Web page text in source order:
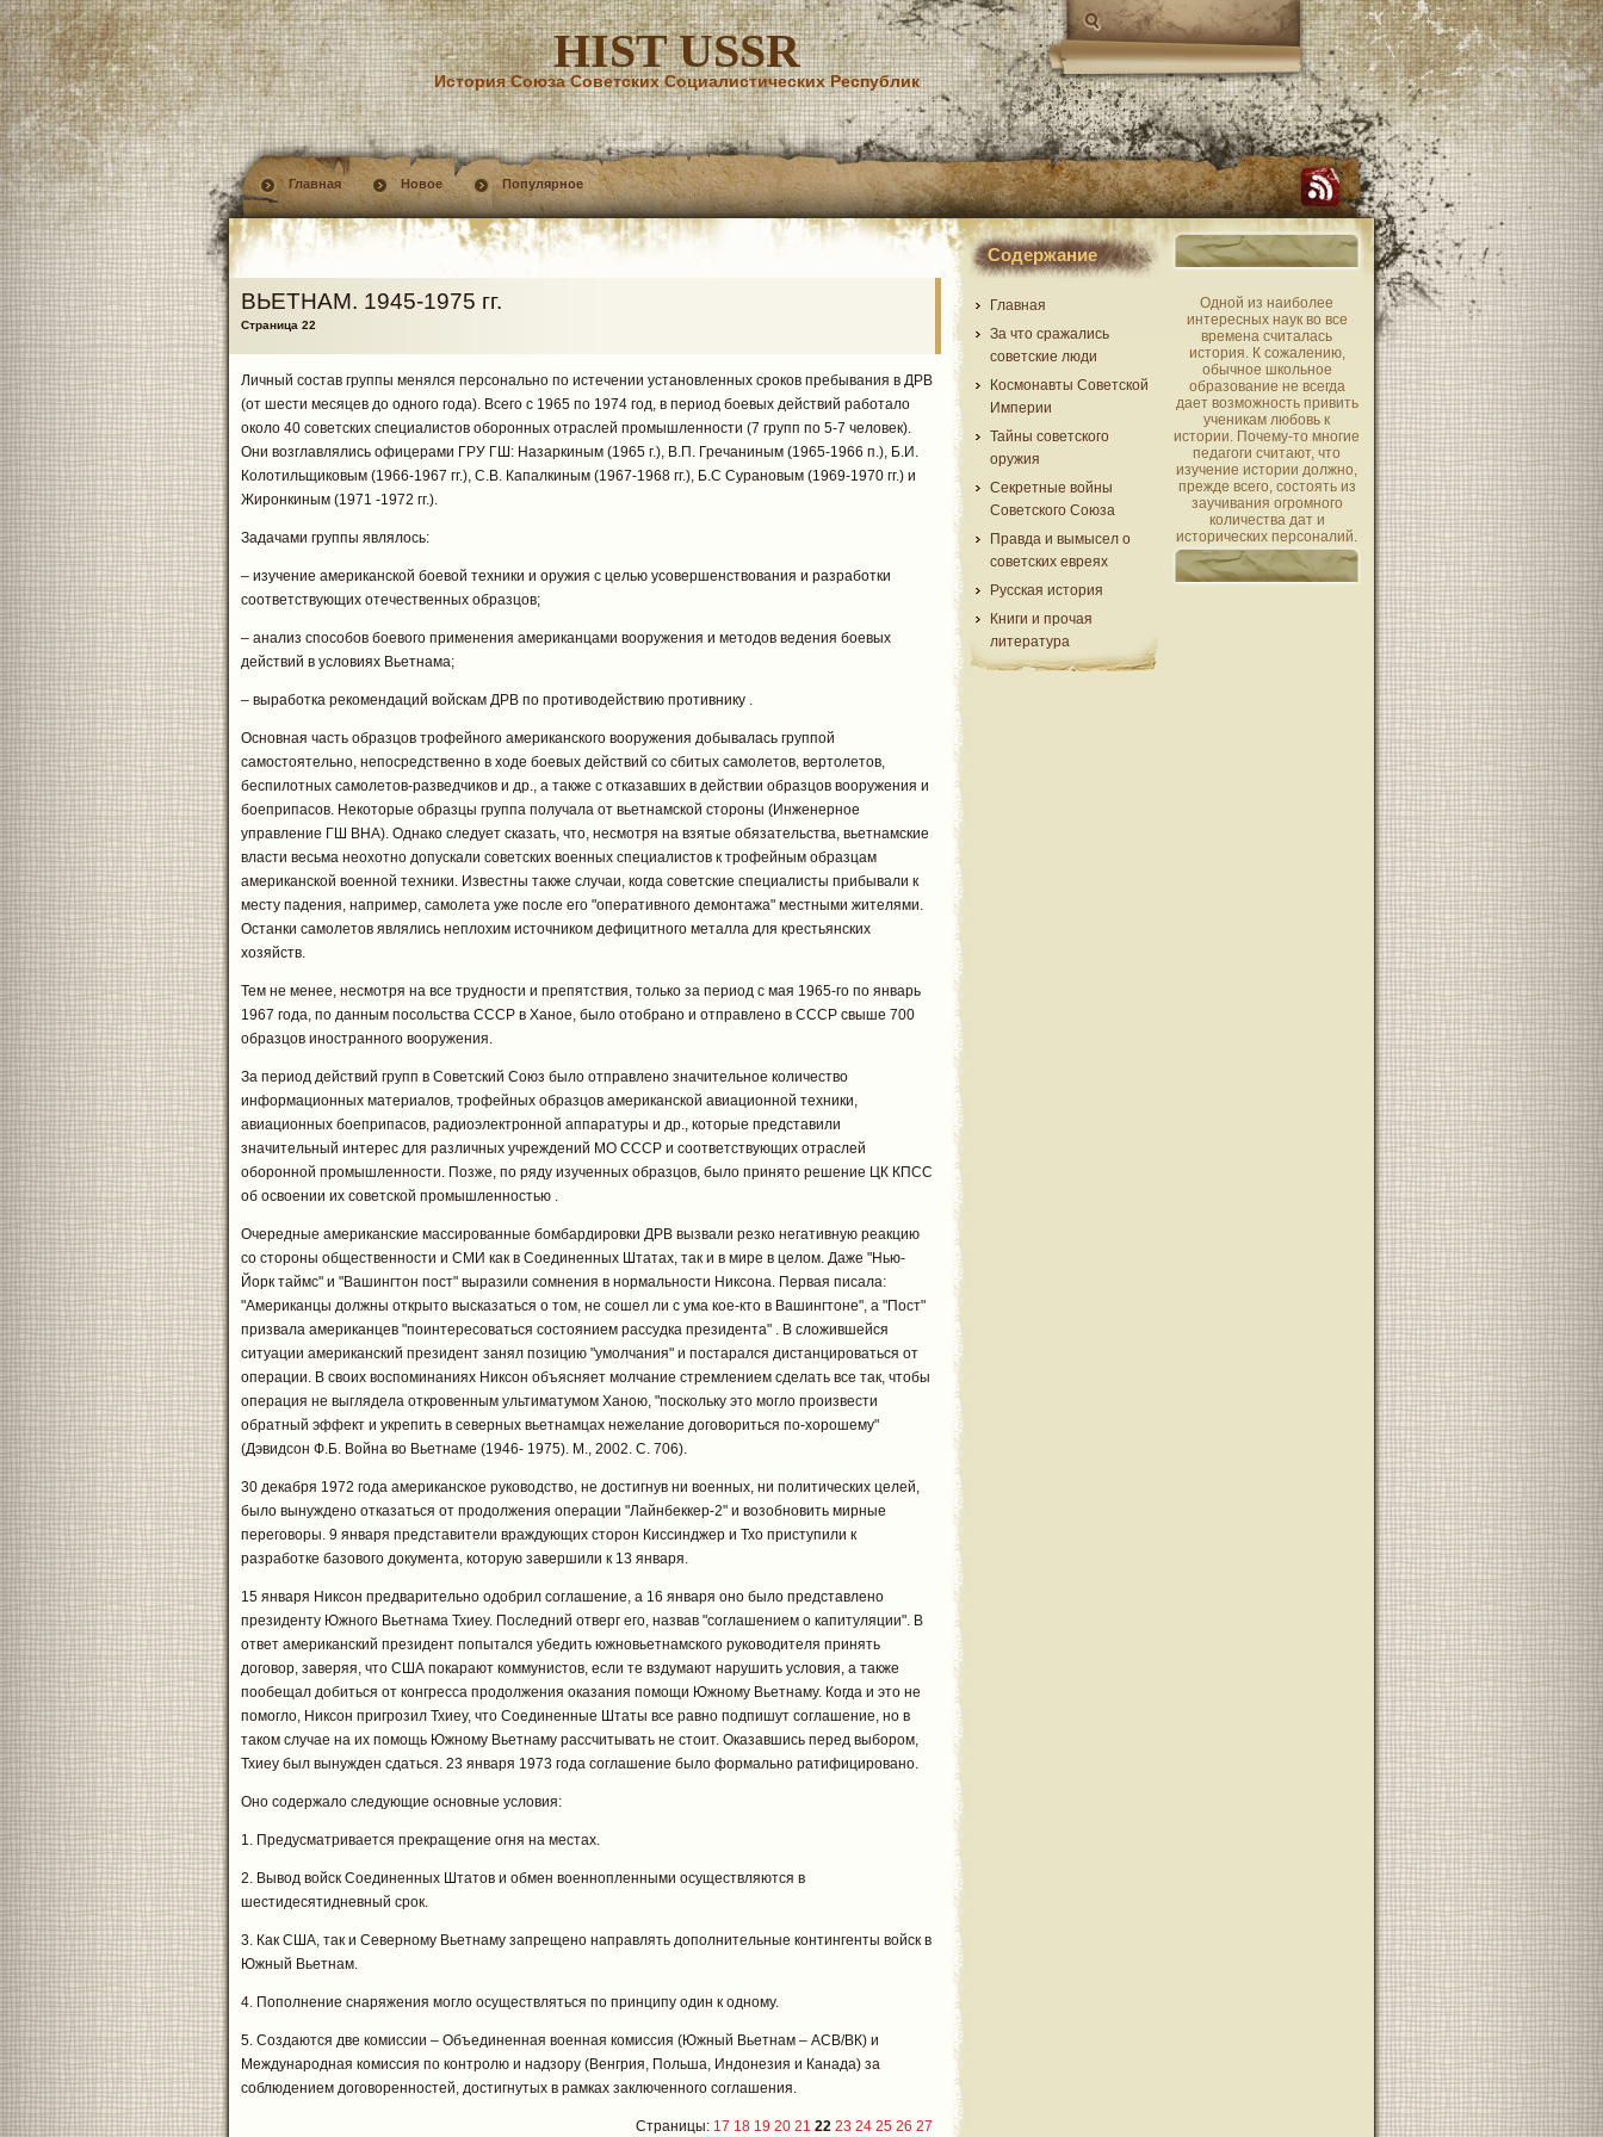
HIST USSR
История Союза Советских Социалистических Республик
Главная Новое Популярное
ВЬЕТНАМ. 1945-1975 гг.
Страница 22
Личный состав группы менялся персонально по истечении установленных сроков пребывания в ДРВ
(от шести месяцев до одного года). Всего с 1965 по 1974 год, в период боевых действий работало
около 40 советских специалистов оборонных отраслей промышленности (7 групп по 5-7 человек).
Они возглавлялись офицерами ГРУ ГШ: Назаркиным (1965 г.), В.П. Гречаниным (1965-1966 п.), Б.И.
Колотильщиковым (1966-1967 гг.), С.В. Капалкиным (1967-1968 гг.), Б.С Сурановым (1969-1970 гг.) и
Жиронкиным (1971 -1972 гг.).
Задачами группы являлось:
– изучение американской боевой техники и оружия с целью усовершенствования и разработки
соответствующих отечественных образцов;
– анализ способов боевого применения американцами вооружения и методов ведения боевых
действий в условиях Вьетнама;
– выработка рекомендаций войскам ДРВ по противодействию противнику .
Основная часть образцов трофейного американского вооружения добывалась группой
самостоятельно, непосредственно в ходе боевых действий со сбитых самолетов, вертолетов,
беспилотных самолетов-разведчиков и др., а также с отказавших в действии образцов вооружения и
боеприпасов. Некоторые образцы группа получала от вьетнамской стороны (Инженерное
управление ГШ ВНА). Однако следует сказать, что, несмотря на взятые обязательства, вьетнамские
власти весьма неохотно допускали советских военных специалистов к трофейным образцам
американской военной техники. Известны также случаи, когда советские специалисты прибывали к
месту падения, например, самолета уже после его "оперативного демонтажа" местными жителями.
Останки самолетов являлись неплохим источником дефицитного металла для крестьянских
хозяйств.
Тем не менее, несмотря на все трудности и препятствия, только за период с мая 1965-го по январь
1967 года, по данным посольства СССР в Ханое, было отобрано и отправлено в СССР свыше 700
образцов иностранного вооружения.
За период действий групп в Советский Союз было отправлено значительное количество
информационных материалов, трофейных образцов американской авиационной техники,
авиационных боеприпасов, радиоэлектронной аппаратуры и др., которые представили
значительный интерес для различных учреждений МО СССР и соответствующих отраслей
оборонной промышленности. Позже, по ряду изученных образцов, было принято решение ЦК КПСС
об освоении их советской промышленностью .
Очередные американские массированные бомбардировки ДРВ вызвали резко негативную реакцию
со стороны общественности и СМИ как в Соединенных Штатах, так и в мире в целом. Даже "Нью-
Йорк таймс" и "Вашингтон пост" выразили сомнения в нормальности Никсона. Первая писала:
"Американцы должны открыто высказаться о том, не сошел ли с ума кое-кто в Вашингтоне", а "Пост"
призвала американцев "поинтересоваться состоянием рассудка президента" . В сложившейся
ситуации американский президент занял позицию "умолчания" и постарался дистанцироваться от
операции. В своих воспоминаниях Никсон объясняет молчание стремлением сделать все так, чтобы
операция не выглядела откровенным ультиматумом Ханою, "поскольку это могло произвести
обратный эффект и укрепить в северных вьетнамцах нежелание договориться по-хорошему"
(Дэвидсон Ф.Б. Война во Вьетнаме (1946- 1975). М., 2002. С. 706).
30 декабря 1972 года американское руководство, не достигнув ни военных, ни политических целей,
было вынуждено отказаться от продолжения операции "Лайнбеккер-2" и возобновить мирные
переговоры. 9 января представители враждующих сторон Киссинджер и Тхо приступили к
разработке базового документа, которую завершили к 13 января.
15 января Никсон предварительно одобрил соглашение, а 16 января оно было представлено
президенту Южного Вьетнама Тхиеу. Последний отверг его, назвав "соглашением о капитуляции". В
ответ американский президент попытался убедить южновьетнамского руководителя принять
договор, заверяя, что США покарают коммунистов, если те вздумают нарушить условия, а также
пообещал добиться от конгресса продолжения оказания помощи Южному Вьетнаму. Когда и это не
помогло, Никсон пригрозил Тхиеу, что Соединенные Штаты все равно подпишут соглашение, но в
таком случае на их помощь Южному Вьетнаму рассчитывать не стоит. Оказавшись перед выбором,
Тхиеу был вынужден сдаться. 23 января 1973 года соглашение было формально ратифицировано.
Оно содержало следующие основные условия:
1. Предусматривается прекращение огня на местах.
2. Вывод войск Соединенных Штатов и обмен военнопленными осуществляются в
шестидесятидневный срок.
3. Как США, так и Северному Вьетнаму запрещено направлять дополнительные контингенты войск в
Южный Вьетнам.
4. Пополнение снаряжения могло осуществляться по принципу один к одному.
5. Создаются две комиссии – Объединенная военная комиссия (Южный Вьетнам – АСВ/ВК) и
Международная комиссия по контролю и надзору (Венгрия, Польша, Индонезия и Канада) за
соблюдением договоренностей, достигнутых в рамках заключенного соглашения.
Страницы: 17 18 19 20 21 22 23 24 25 26 27
Содержание
Главная
За что сражались
советские люди
Космонавты Советской
Империи
Тайны советского
оружия
Секретные войны
Советского Союза
Правда и вымысел о
советских евреях
Русская история
Книги и прочая
литература
Одной из наиболее
интересных наук во все
времена считалась
история. К сожалению,
обычное школьное
образование не всегда
дает возможность привить
ученикам любовь к
истории. Почему-то многие
педагоги считают, что
изучение истории должно,
прежде всего, состоять из
заучивания огромного
количества дат и
исторических персоналий.